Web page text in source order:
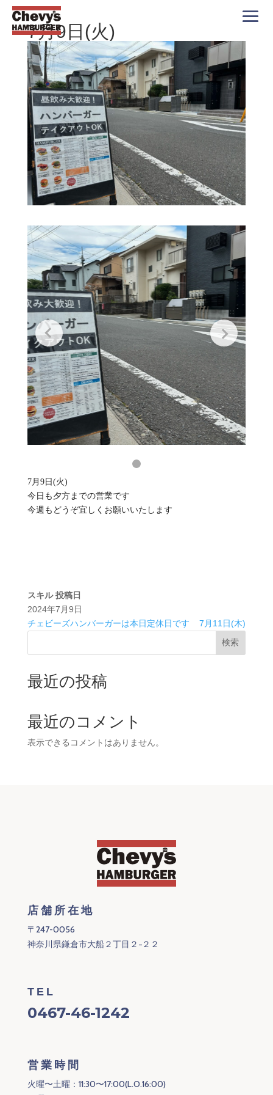
7月9日(火)
7月9日(火)
今日も夕方までの営業です
今週もどうぞ宜しくお願いいたします
スキル 投稿日
2024年7月9日
チェビーズハンバーガーは本日定休日です
7月11日(木)
検索
最近の投稿
最近のコメント
表示できるコメントはありません。
店舗所在地
〒247-0056
神奈川県鎌倉市大船２丁目２−２２
TEL
0467-46-1242
営業時間
火曜〜土曜：11:30〜17:00(L.O.16:00)